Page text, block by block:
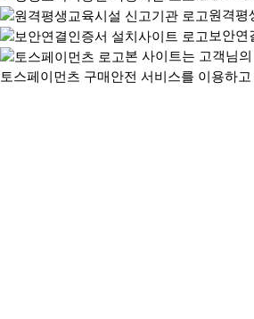
원격평
보안연
본 사이트는 고객님
토스페이먼츠 구매안전 서비스를 이용하